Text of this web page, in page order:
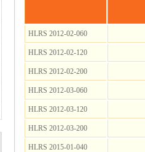
HLRS 2012-02-060
HLRS 2012-02-120
HLRS 2012-02-200
HLRS 2012-03-060
HLRS 2012-03-120
HLRS 2012-03-200
HLRS 2015-01-040